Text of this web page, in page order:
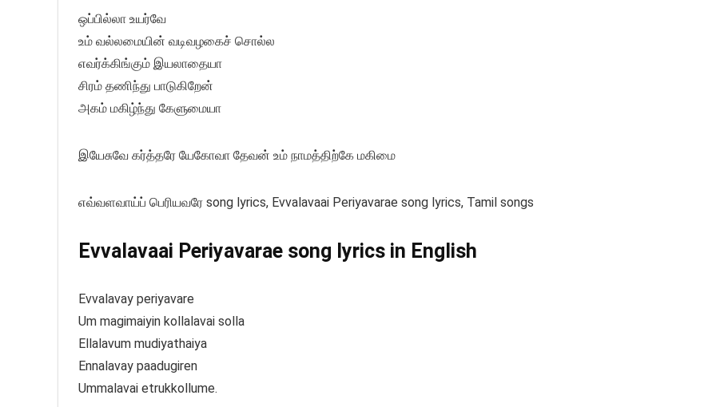
ஒப்பில்லா உயர்வே
உம் வல்லமையின் வடிவழகைச் சொல்ல
எவர்க்கிங்கும் இயலாதையா
சிரம் தணிந்து பாடுகிறேன்
அகம் மகிழ்ந்து கேளுமையா
இயேசுவே கர்த்தரே யேகோவா தேவன் உம் நாமத்திற்கே மகிமை
எவ்வளவாய்ப் பெரியவரே song lyrics, Evvalavaai Periyavarae song lyrics, Tamil songs
Evvalavaai Periyavarae song lyrics in English
Evvalavay periyavare
Um magimaiyin kollalavai solla
Ellalavum mudiyathaiya
Ennalavay paadugiren
Ummalavai etrukkollume.